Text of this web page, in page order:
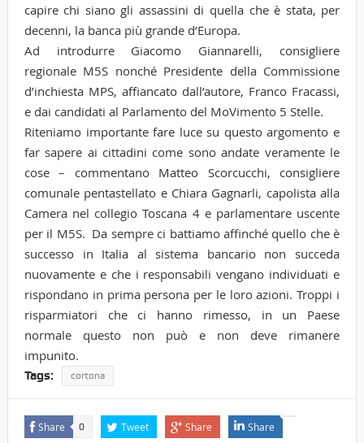
capire chi siano gli assassini di quella che è stata, per
decenni, la banca più grande d’Europa.
Ad introdurre Giacomo Giannarelli, consigliere
regionale M5S nonché Presidente della Commissione
d’inchiesta MPS, affiancato dall’autore, Franco Fracassi,
e dai candidati al Parlamento del MoVimento 5 Stelle.
Riteniamo importante fare luce su questo argomento e
far sapere ai cittadini come sono andate veramente le
cose – commentano Matteo Scorcucchi, consigliere
comunale pentastellato e Chiara Gagnarli, capolista alla
Camera nel collegio Toscana 4 e parlamentare uscente
per il M5S. Da sempre ci battiamo affinché quello che è
successo in Italia al sistema bancario non succeda
nuovamente e che i responsabili vengano individuati e
rispondano in prima persona per le loro azioni. Troppi i
risparmiatori che ci hanno rimesso, in un Paese
normale questo non può e non deve rimanere
impunito.
Tags: cortona
Share 0 Tweet Share Share